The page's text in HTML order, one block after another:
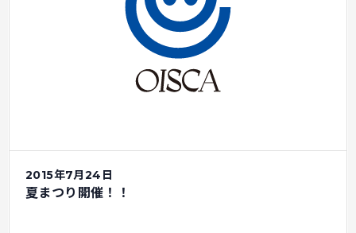
2015年7月24日
夏まつり開催！！